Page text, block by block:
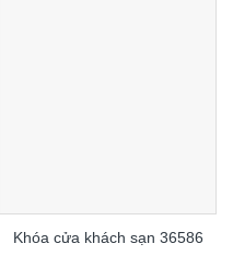
Khóa cửa khách sạn 36586